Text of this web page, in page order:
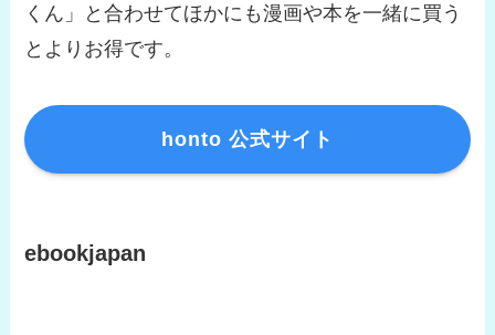
くん」と合わせてほかにも漫画や本を一緒に買う
とよりお得です。
honto 公式サイト
ebookjapan